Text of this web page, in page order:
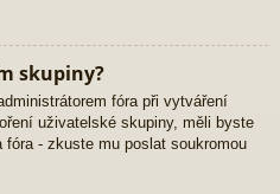
skupiny?
fóra při vytváření
uživatelské skupiny, měli byste
- zkuste mu poslat soukromou